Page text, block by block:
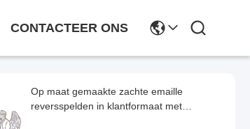
CONTACTEER ONS
Op maat gemaakte zachte emaille
reversspelden in klantformaat met